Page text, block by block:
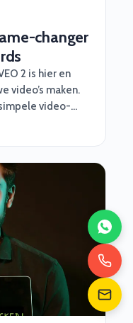
changer
2 is hier en
video’s maken.
video-
een hoger
kop koffie (of
de details van